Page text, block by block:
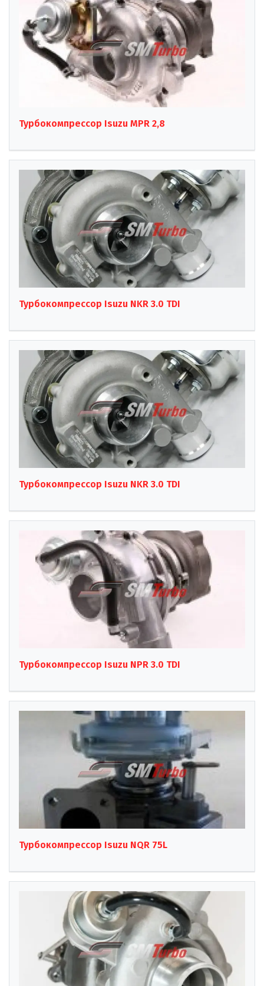
Турбокомпрессор Isuzu MPR 2,8
Турбокомпрессор Isuzu NKR 3.0 TDI
Турбокомпрессор Isuzu NKR 3.0 TDI
Турбокомпрессор Isuzu NPR 3.0 TDI
Турбокомпрессор Isuzu NQR 75L